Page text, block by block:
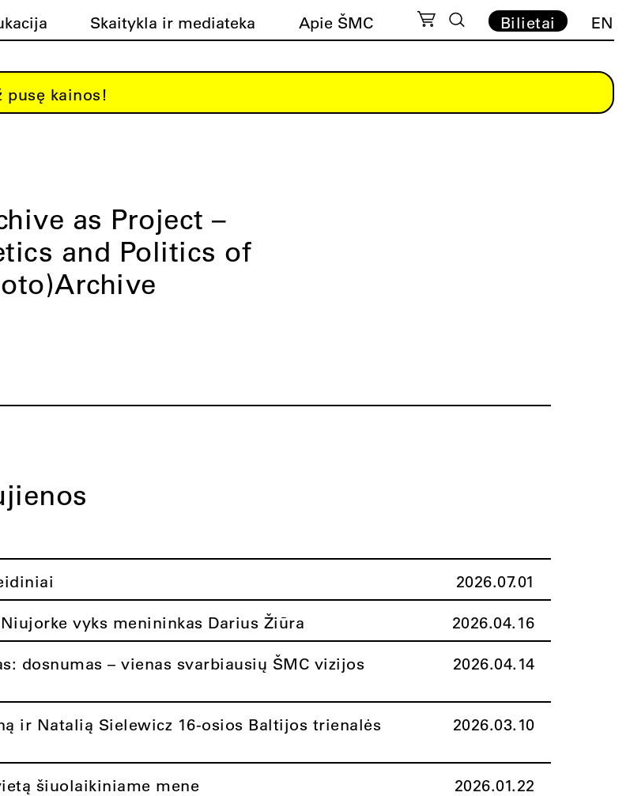
Skaitykla ir mediateka Apie ŠMC Bilietai EN
pusę kainos!
as Project –
and Politics of
2026.07.01
vyks menininkas Darius Žiūra 2026.04.16
dosnumas – vienas svarbiausių ŠMC vizijos
2026.04.14
ir Natalią Sielewicz 16-osios Baltijos trienalės
2026.03.10
šiuolaikiniame mene 2026.01.22